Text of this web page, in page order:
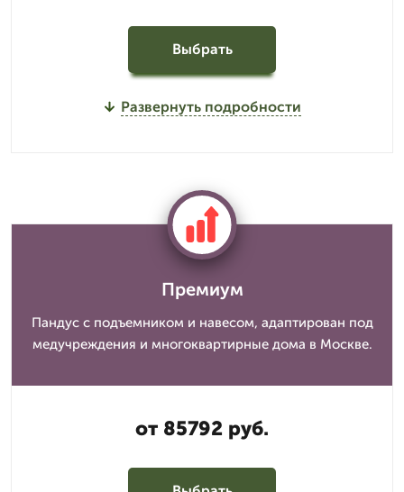
Выбрать
Развернуть подробности
Премиум
Пандус с подъемником и навесом, адаптирован под
медучреждения и многоквартирные дома в Москве.
от 85792 руб.